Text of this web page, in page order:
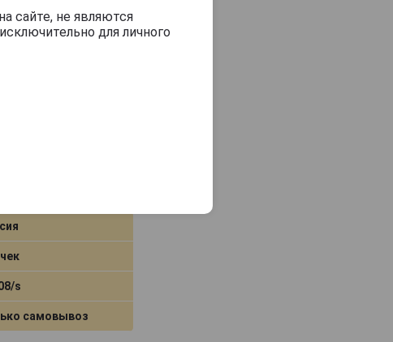
самовывоз
s
самовывоз
сайте, не являются
для личного